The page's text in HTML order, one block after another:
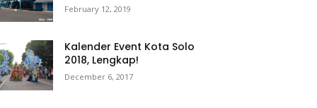
February 12, 2019
Kalender Event Kota Solo
2018, Lengkap!
December 6, 2017